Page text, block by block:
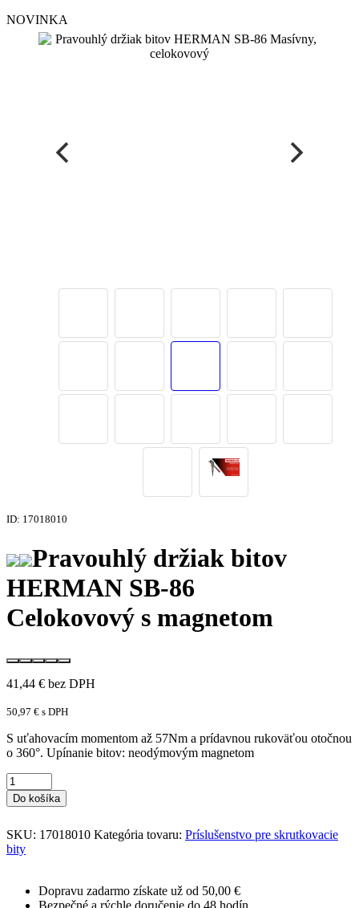
NOVINKA
ID: 17018010
Pravouhlý držiak bitov
HERMAN SB-86
Celokovový s magnetom
41,44 € bez DPH
50,97 € s DPH
S uťahovacím momentom až 57Nm a prídavnou rukoväťou otočnou
o 360°. Upínanie bitov: neodýmovým magnetom
Do košíka
SKU: 17018010 Kategória tovaru: Príslušenstvo pre skrutkovacie
bity
Dopravu zadarmo získate už od 50,00 €